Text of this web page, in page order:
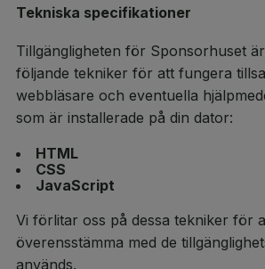
Tekniska specifikationer
Tillgängligheten för Sponsorhuset
följande tekniker för att fungera
webbläsare och eventuella
som är installerade på din dator:
HTML
CSS
JavaScript
Vi förlitar oss på dessa tekniker för
överensstämma med de
används.